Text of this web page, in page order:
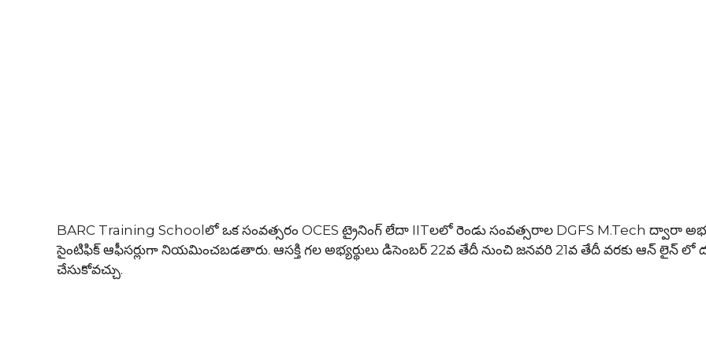
BARC Training Schoolలో ఒక సంవత్సరం OCES ట్రైనింగ్ లేదా IITలలో రెండు సంవత్సరాల DGFS M.Tech ద్వారా
సైంటిఫిక్ ఆఫీసర్లుగా నియమించబడతారు. ఆసక్తి గల అభ్యర్థులు డిసెంబర్ 22వ తేదీ నుంచి జనవరి 21వ తేదీ వరకు ఆన్ లైన్ లో
చేసుకోవచ్చు.